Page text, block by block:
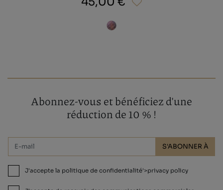
Abonnez-vous et bénéficiez d'une
réduction de 10 % !
S'ABONNER À
J'accepte la politique de confidentialité'>privacy policy